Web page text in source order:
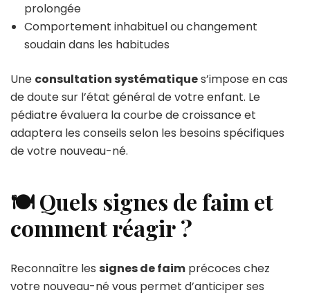
prolongée
Comportement inhabituel ou changement
soudain dans les habitudes
Une consultation systématiques’impose en cas
de doute sur l’état général de votre enfant. Le
pédiatre évaluera la courbe de croissance et
adaptera les conseils selon les besoins spécifiques
de votre nouveau-né.
🍽️ Quels signes de faim et
comment réagir ?
Reconnaître les signes de faim précoces chez
votre nouveau-né vous permet d’anticiper ses